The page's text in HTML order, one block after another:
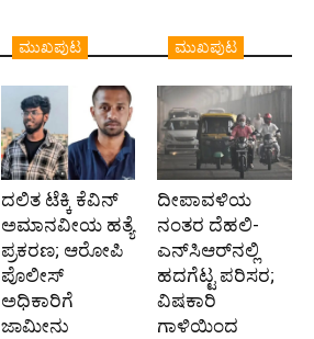
ಮುಖಪುಟ
ದಲಿತ ಟೆಕ್ಕಿ ಕೆವಿನ್
ಅಮಾನವೀಯ ಹತ್ಯೆ
ಪ್ರಕರಣ; ಆರೋಪಿ
ಪೊಲೀಸ್‌
ಅಧಿಕಾರಿಗೆ
ಜಾಮೀನು
ಮುಖಪುಟ
ದೀಪಾವಳಿಯ
ನಂತರ ದೆಹಲಿ-
ಎನ್‌ಸಿಆರ್‌ನಲ್ಲಿ
ಹದಗೆಟ್ಟ ಪರಿಸರ;
ವಿಷಕಾರಿ
ಗಾಳಿಯಿಂದ